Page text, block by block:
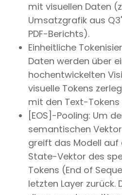
mit visuellen Daten
Umsatzgrafik aus
PDF-Berichts).
Einheitliche
Daten werden über
hochentwickelten
visuelle Tokens
mit den Text-
[EOS]-Pooling: Um
semantischen
greift das Modell auf
State-Vektor des
Tokens (End of
letzten Layer zurück.